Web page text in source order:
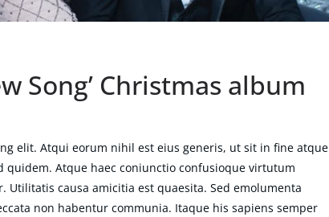
Song’ Christmas album
elit. Atqui eorum nihil est eius generis, ut sit in fine atque
Atque haec coniunctio confusioque virtutum
causa amicitia est quaesita. Sed emolumenta
non habentur communia. Itaque his sapiens semper